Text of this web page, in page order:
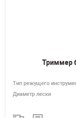
Триммер
Тип режущего
Диаметр лески